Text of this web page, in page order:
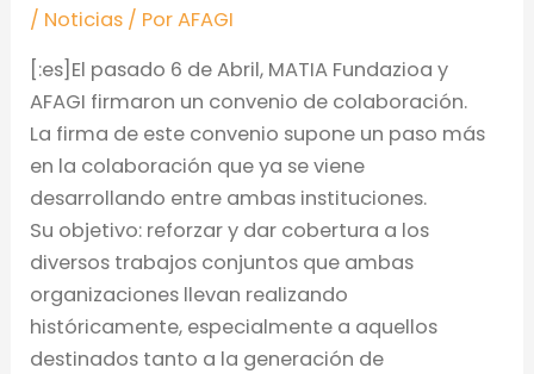
/ Noticias / PorAFAGI
[:es]El pasado 6 de Abril, MATIA Fundazioa y
AFAGI firmaron un convenio de colaboración.
La firma de este convenio supone un paso más
en la colaboración que ya se viene
desarrollando entre ambas instituciones.
Su objetivo: reforzar y dar cobertura a los
diversos trabajos conjuntos que ambas
organizaciones llevan realizando
históricamente, especialmente a aquellos
destinados tanto a la generación de